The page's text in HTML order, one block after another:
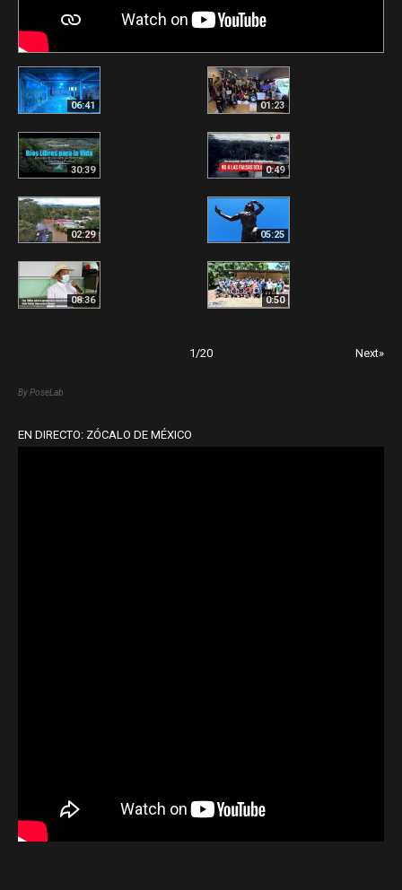
06:41 01:23
30:39 0:49
02:29 05:25
08:36 0:50
1 /20 Next»
By PoseLab
EN DIRECTO: ZÓCALO DE MÉXICO